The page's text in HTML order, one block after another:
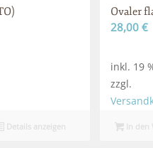
Details anzeigen
Ovaler
28,00€
inkl. 19
zzgl.
In den